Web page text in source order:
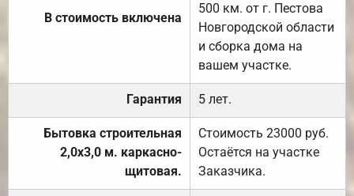
В стоимость включена
500 км. от г. Пестова
Новгородской области
и сборка дома на
вашем участке.
Гарантия 5 лет.
Бытовка строительная
2,0х3,0 м. каркасно-
щитовая.
Стоимость 23000 руб.
Остаётся на участке
Заказчика.